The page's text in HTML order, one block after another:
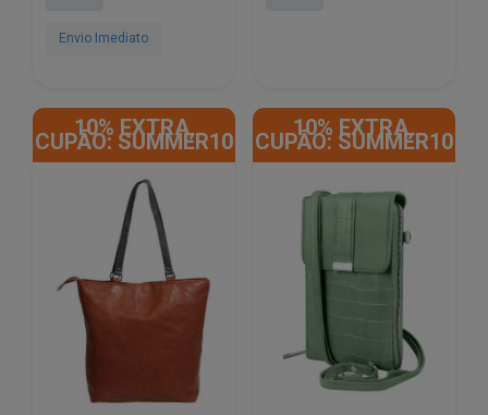
€28.00.
€14.50.
Envio Imediato
10% EXTRA,
CUPÃO: SUMMER10
10% EXTRA,
CUPÃO: SUMMER10